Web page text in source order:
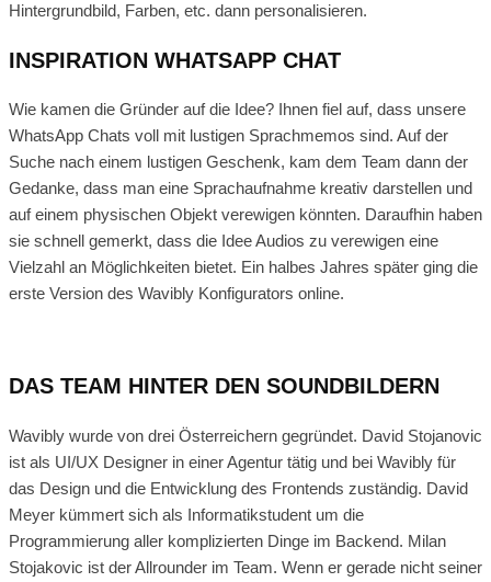
Hintergrundbild, Farben, etc. dann personalisieren.
INSPIRATION WHATSAPP CHAT
Wie kamen die Gründer auf die Idee? Ihnen fiel auf, dass unsere
WhatsApp Chats voll mit lustigen Sprachmemos sind. Auf der
Suche nach einem lustigen Geschenk, kam dem Team dann der
Gedanke, dass man eine Sprachaufnahme kreativ darstellen und
auf einem physischen Objekt verewigen könnten. Daraufhin haben
sie schnell gemerkt, dass die Idee Audios zu verewigen eine
Vielzahl an Möglichkeiten bietet. Ein halbes Jahres später ging die
erste Version des Wavibly Konfigurators online.
DAS TEAM HINTER DEN SOUNDBILDERN
Wavibly wurde von drei Österreichern gegründet. David Stojanovic
ist als UI/UX Designer in einer Agentur tätig und bei Wavibly für
das Design und die Entwicklung des Frontends zuständig. David
Meyer kümmert sich als Informatikstudent um die
Programmierung aller komplizierten Dinge im Backend. Milan
Stojakovic ist der Allrounder im Team. Wenn er gerade nicht seiner